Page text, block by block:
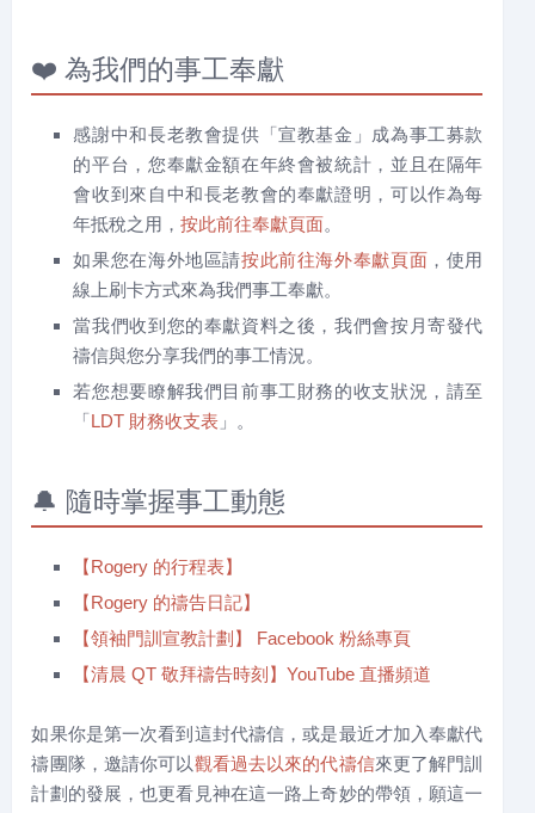
❤️ 為我們的事工奉獻
感謝中和長老教會提供「宣教基金」成為事工募款
的平台，您奉獻金額在年終會被統計，並且在隔年
會收到來自中和長老教會的奉獻證明，可以作為每
年抵稅之用，按此前往奉獻頁面。
如果您在海外地區請按此前往海外奉獻頁面 ，使用
線上刷卡方式來為我們事工奉獻。
當我們收到您的奉獻資料之後，我們會按月寄發代
禱信與您分享我們的事工情況。
若您想要瞭解我們目前事工財務的收支狀況，請至
「LDT 財務收支表 」。
🔔 隨時掌握事工動態
【Rogery 的行程表】
【Rogery 的禱告日記】
【領袖門訓宣教計劃】 Facebook 粉絲專頁
【清晨 QT 敬拜禱告時刻】YouTube 直播頻道
如果你是第一次看到這封代禱信，或是最近才加入奉獻代
禱團隊，邀請你可以觀看過去以來的代禱信來更了解門訓
計劃的發展，也更看見神在這一路上奇妙的帶領，願這一